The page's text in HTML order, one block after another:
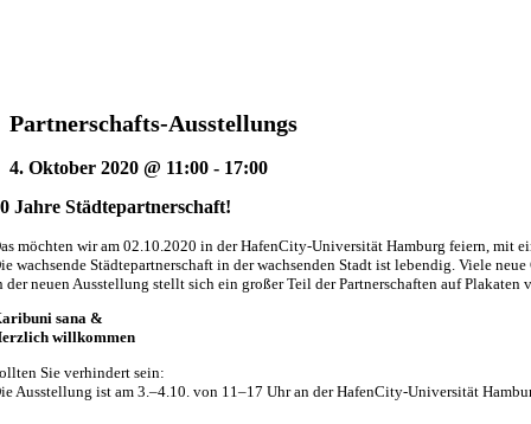
Partnerschafts-Ausstellungs
4. Oktober 2020 @ 11:00 - 17:00
Jahre Städtepartnerschaft!
möchten wir am 02.10.2020 in der HafenCity-Universität Hamburg feiern, mit
wachsende Städtepartnerschaft in der wachsenden Stadt ist lebendig. Viele
der neuen Ausstellung stellt sich ein großer Teil der Partnerschaften auf Plakaten
sana &
willkommen
Sie verhindert sein:
Ausstellung ist am 3.–4.10. von 11–17 Uhr an der HafenCity-Universität